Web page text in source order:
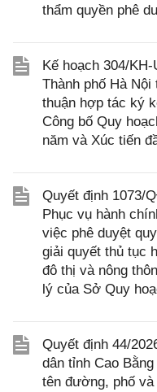
thẩm quyền phê
Kế hoạch 304/
Thành phố Hà
thuận hợp tác ký
Công bố Quy
năm và Xúc tiến
Quyết định 1073/
Phục vụ hành
việc phê duyệt
giải quyết thủ tục
đô thị và nông
lý của Sở Quy
Quyết định 44/
dân tỉnh Cao
tên đường, phố